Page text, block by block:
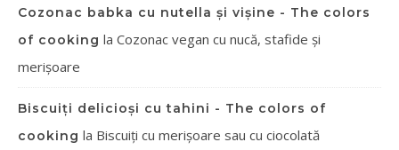
Cozonac babka cu nutella și vișine - The colors
of cooking la Cozonac vegan cu nucă, stafide și
merișoare
Biscuiți delicioși cu tahini - The colors of
cooking la Biscuiți cu merișoare sau cu ciocolată